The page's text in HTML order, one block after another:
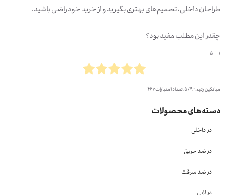
دسته‌های محصولات
در داخلی
در ضد حریق
در ضد سرقت
طراحان داخلی، تصمیم‌های بهتری بگیرید و از خرید خود راضی باشید.
چقدر این مطلب مفید بود؟
1 --- 5
میانگین رتبه4.9/ 5. تعداد امتیازات 467